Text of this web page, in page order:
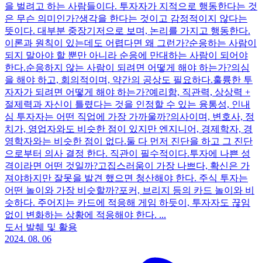
을 벌려고 하는 사람들이다. 투자자가 지적으로 행동한다는 것
은 무슨 의미인가?생각을 한다는 것이고 감정적이지 않다는
뜻이다. 대부분 중장기저으로 보며, 논리를 가지고 행동한다.
이론과 원칙이 있는데도 어렵다면 왜 그런가?순응하는 사람이
되지 말아야 할 뿐만 아니라 순응에 만대하는 사람이 되어야
한다.순응하지 않는 사람이 되려면 어떻게 해야 하는가?의심
을 해야 하고, 회의적이며, 약간의 공상도 필요하다.훌륭한 투
자자가 되려면 어떻게 해야 하는가?예리함, 직관력, 상상력 +
절제력과 자신이 틀렸다는 것을 인정할 수 있는 융통성, 인내
심 투자자는 어떤 직업에 가장 가까울까?의사이며, 변호사, 정
치가, 영업자와도 비슷한 점이 있지만 엔지니어, 경제학자, 경
영학자와는 비슷한 점이 없다.둘 다 먼저 진단을 하고 그 진단
으로부터 의사 결정 한다. 직관이 필수적이다.투자에 나쁜 성
격이라면 어떤 것일까?고집스러움이 가장 나쁘다, 확신은 가
져야하지만 잘못을 발견 했으면 청산해야 한다. 주식 투자는
어떤 놀이와 가장 비슷할까?포커, 브리지 등의 카드 놀이와 비
슷하다. 주어지는 카드에 적응해 게임 하듯이, 투자자도 끊임
없이 변화하는 상황에 적응해야 한다. ...
도서 발췌 및 활용
2024. 08. 06